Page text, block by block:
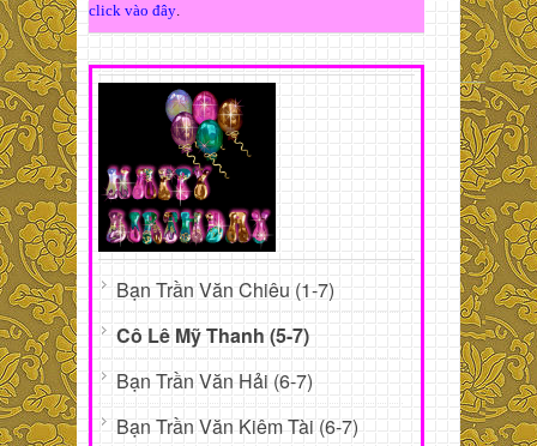
click vào đây.
Bạn Trần Văn Chiêu (1-7)
Cô Lê Mỹ Thanh (5-7)
Bạn Trần Văn Hải (6-7)
Bạn Trần Văn Kiêm Tài (6-7)